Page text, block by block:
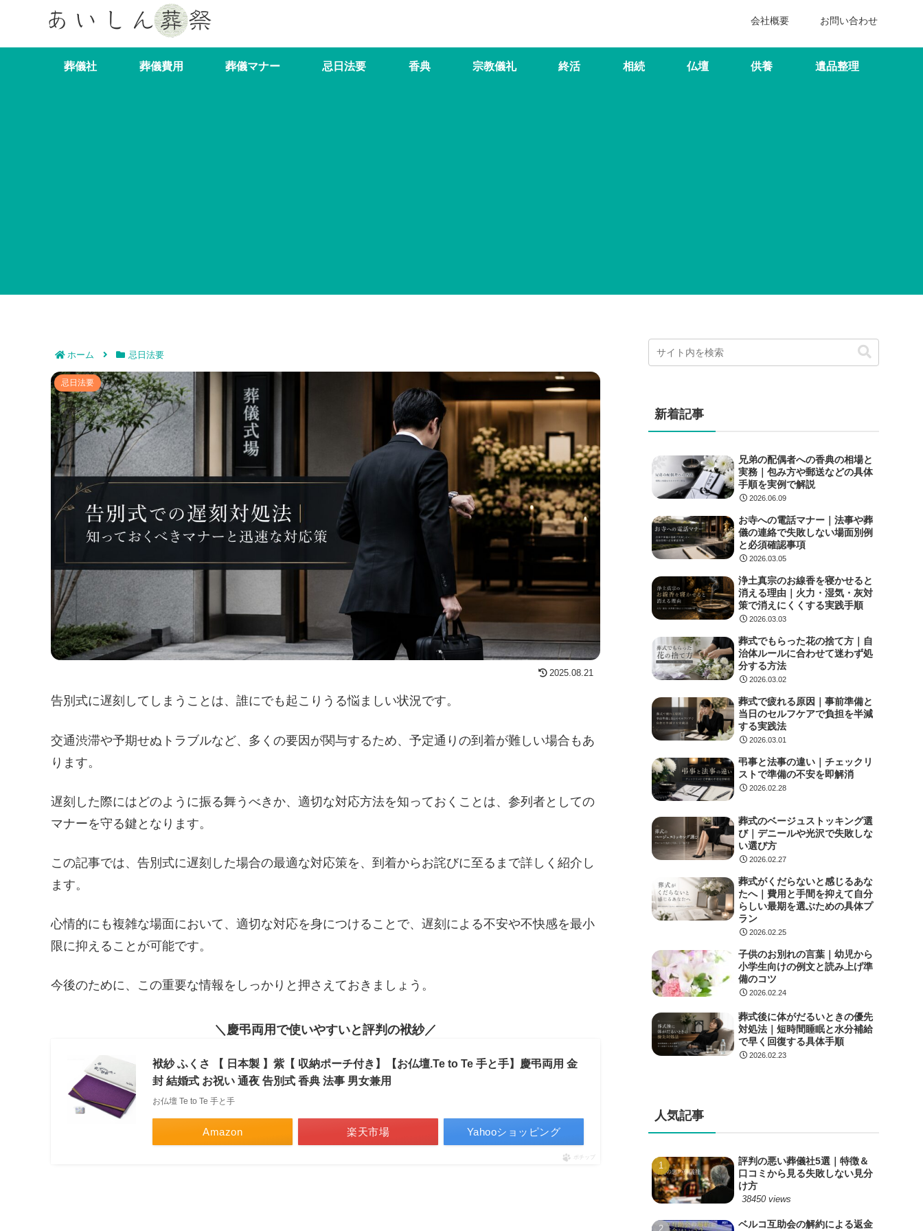
会社概要 お問い合わせ
葬儀社 葬儀費用 葬儀マナー 忌日法要 香典 宗教儀礼 終活 相続 仏壇 供養 遺品整理
ホーム 忌日法要
告別式での遅刻対処法｜知っておくべきマナーと迅速な対応策
忌日法要
2025.08.21
告別式に遅刻してしまうことは、誰にでも起こりうる悩ましい状況です。
交通渋滞や予期せぬトラブルなど、多くの要因が関与するため、予定通りの到着が難しい場合もあ
ります。
遅刻した際にはどのように振る舞うべきか、適切な対応方法を知っておくことは、参列者としての
マナーを守る鍵となります。
この記事では、告別式に遅刻した場合の最適な対応策を、到着からお詫びに至るまで詳しく紹介し
ます。
心情的にも複雑な場面において、適切な対応を身につけることで、遅刻による不安や不快感を最小
限に抑えることが可能です。
今後のために、この重要な情報をしっかりと押さえておきましょう。
慶弔両用で使いやすいと評判の袱紗
袱紗 ふくさ 【 日本製 】紫【 収納ポーチ付き】【お仏壇.Te to Te 手と手】慶弔両用 金
封 結婚式 お祝い 通夜 告別式 香典 法事 男女兼用
お仏壇 Te to Te 手と手
Amazon 楽天市場 Yahooショッピング
ポチップ
新着記事
兄弟の配偶者への香典の相場と
実務｜包み方や郵送などの具体
手順を実例で解説
2026.06.09
お寺への電話マナー｜法事や葬
儀の連絡で失敗しない場面別例
と必須確認事項
2026.03.05
浄土真宗のお線香を寝かせると
消える理由｜火力・湿気・灰対
策で消えにくくする実践手順
2026.03.03
葬式でもらった花の捨て方｜自
治体ルールに合わせて迷わず処
分する方法
2026.03.02
葬式で疲れる原因｜事前準備と
当日のセルフケアで負担を半減
する実践法
2026.03.01
弔事と法事の違い｜チェックリ
ストで準備の不安を即解消
2026.02.28
葬式のベージュストッキング選
び｜デニールや光沢で失敗しな
い選び方
2026.02.27
葬式がくだらないと感じるあな
たへ｜費用と手間を抑えて自分
らしい最期を選ぶための具体プ
ラン
2026.02.25
子供のお別れの言葉｜幼児から
小学生向けの例文と読み上げ準
備のコツ
2026.02.24
葬式後に体がだるいときの優先
対処法｜短時間睡眠と水分補給
で早く回復する具体手順
2026.02.23
人気記事
評判の悪い葬儀社5選｜特徴＆
口コミから見る失敗しない見分
け方
38450 views
ベルコ互助会の解約による返金